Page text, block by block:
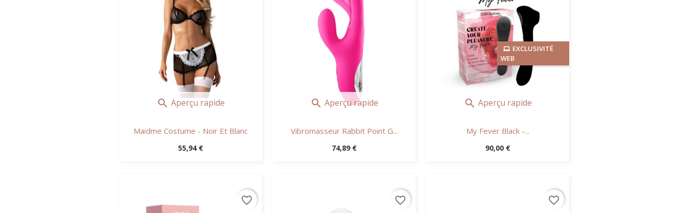
 Aperçu rapide
Maidme Costume - Noir Et Blanc
Prix
55,94 €
 Aperçu rapide
Vibromasseur Rabbit Point G...
Prix
74,89 €
EXCLUSIVITÉ
WEB
 Aperçu rapide
My Fever Black -...
Prix
90,00 €
favorite_border favorite_border favorite_border